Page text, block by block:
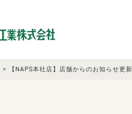
> 【NAPS本社店】店舗からのお知らせ更新